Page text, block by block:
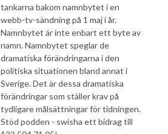
tankarna bakom namnbytet i en
webb-tv-sändning på 1 maj i år.
Namnbytet är inte enbart ett byte av
namn. Namnbytet speglar de
dramatiska förändringarna i den
politiska situationen bland annat i
Sverige. Det är dessa dramatiska
förändringar som ställer krav på
tydligare målsättningar för tidningen.
Stöd podden - swisha ett bidrag till